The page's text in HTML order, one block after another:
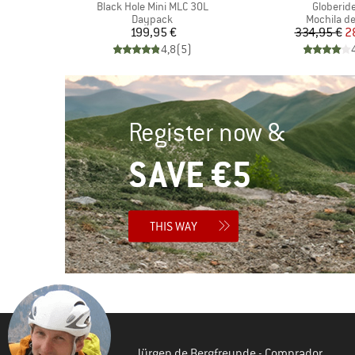
Artículo
Black Hole Mini MLC 30L
Product group
Daypack
Precio
199,95 €
4,8(5)
Artículo
Product
Mochila
334,95 €
Register now &
SAVE €5
THIS WAY